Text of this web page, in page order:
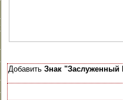
ДобавитьЗнак "Заслуженный